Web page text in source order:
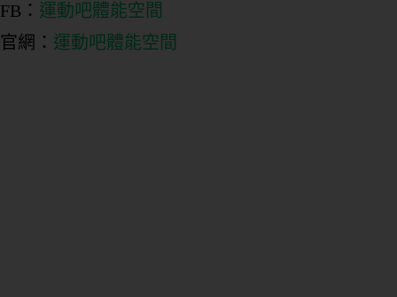
FB： 運動吧體能空間
官網： 運動吧體能空間